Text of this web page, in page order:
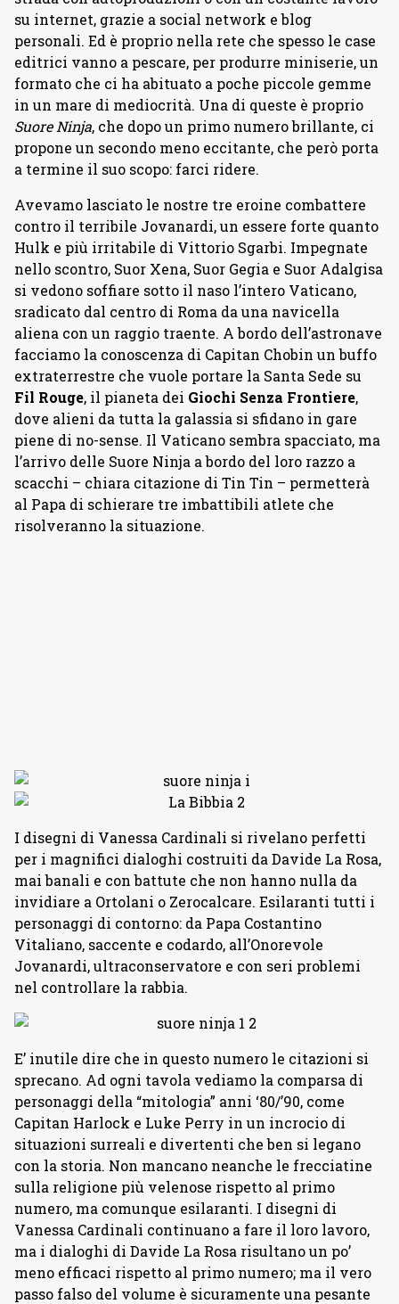
su internet, grazie a social network e blog
personali. Ed è proprio nella rete che spesso le case
editrici vanno a pescare, per produrre miniserie, un
formato che ci ha abituato a poche piccole gemme
in un mare di mediocrità. Una di queste è proprio
Suore Ninja, che dopo un primo numero brillante, ci
propone un secondo meno eccitante, che però porta
a termine il suo scopo: farci ridere.
Avevamo lasciato le nostre tre eroine combattere
contro il terribile Jovanardi, un essere forte quanto
Hulk e più irritabile di Vittorio Sgarbi. Impegnate
nello scontro, Suor Xena, Suor Gegia e Suor Adalgisa
si vedono soffiare sotto il naso l’intero Vaticano,
sradicato dal centro di Roma da una navicella
aliena con un raggio traente. A bordo dell’astronave
facciamo la conoscenza di Capitan Chobin un buffo
extraterrestre che vuole portare la Santa Sede su
Fil Rouge, il pianeta dei Giochi Senza Frontiere,
dove alieni da tutta la galassia si sfidano in gare
piene di no-sense. Il Vaticano sembra spacciato, ma
l’arrivo delle Suore Ninja a bordo del loro razzo a
scacchi – chiara citazione di Tin Tin – permetterà
al Papa di schierare tre imbattibili atlete che
risolveranno la situazione.
I disegni di Vanessa Cardinali si rivelano perfetti
per i magnifici dialoghi costruiti da Davide La Rosa,
mai banali e con battute che non hanno nulla da
invidiare a Ortolani o Zerocalcare. Esilaranti tutti i
personaggi di contorno: da Papa Costantino
Vitaliano, saccente e codardo, all’Onorevole
Jovanardi, ultraconservatore e con seri problemi
nel controllare la rabbia.
E’ inutile dire che in questo numero le citazioni si
sprecano. Ad ogni tavola vediamo la comparsa di
personaggi della “mitologia” anni ‘80/’90, come
Capitan Harlock e Luke Perry in un incrocio di
situazioni surreali e divertenti che ben si legano
con la storia. Non mancano neanche le frecciatine
sulla religione più velenose rispetto al primo
numero, ma comunque esilaranti. I disegni di
Vanessa Cardinali continuano a fare il loro lavoro,
ma i dialoghi di Davide La Rosa risultano un po’
meno efficaci rispetto al primo numero; ma il vero
passo falso del volume è sicuramente una pesante